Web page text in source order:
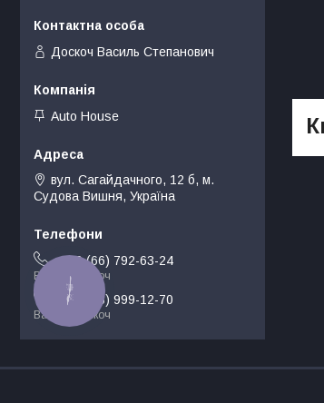
Доскоч Василь Степанович
Auto House
вул. Сагайдачного, 12 б, м.
Судова Вишня, Україна
+380 (66) 792-63-24
Василь Доскоч
+380 (68) 999-12-70
Василь Доскоч
КНОПКА
ЗВ'ЯЗКУ